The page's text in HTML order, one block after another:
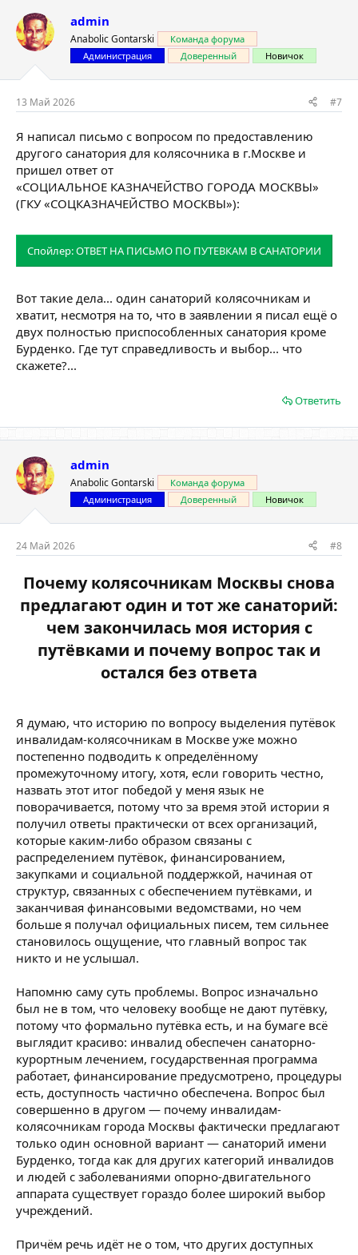
admin
Anabolic Gontarski
Команда форума
Администрация
Доверенный Новичок
13 Май 2026 #7
Я написал письмо с вопросом по предоставлению
другого санатория для колясочника в г.Москве и
пришел ответ от
«СОЦИАЛЬНОЕ КАЗНАЧЕЙСТВО ГОРОДА МОСКВЫ»
(ГКУ «СОЦКАЗНАЧЕЙСТВО МОСКВЫ»):
Спойлер:ОТВЕТ НА ПИСЬМО ПО ПУТЕВКАМ В САНАТОРИИ
Вот такие дела... один санаторий колясочникам и
хватит, несмотря на то, что в заявлении я писал ещё о
двух полностью приспособленных санатория кроме
Бурденко. Где тут справедливость и выбор... что
скажете?...
Ответить
admin
Anabolic Gontarski
Команда форума
Администрация
Доверенный Новичок
24 Май 2026 #8
Почему колясочникам Москвы снова
предлагают один и тот же санаторий:
чем закончилась моя история с
путёвками и почему вопрос так и
остался без ответа​
Я думаю, что историю по вопросу выделения путёвок
инвалидам-колясочникам в Москве уже можно
постепенно подводить к определённому
промежуточному итогу, хотя, если говорить честно,
назвать этот итог победой у меня язык не
поворачивается, потому что за время этой истории я
получил ответы практически от всех организаций,
которые каким-либо образом связаны с
распределением путёвок, финансированием,
закупками и социальной поддержкой, начиная от
структур, связанных с обеспечением путёвками, и
заканчивая финансовыми ведомствами, но чем
больше я получал официальных писем, тем сильнее
становилось ощущение, что главный вопрос так
никто и не услышал.
Напомню саму суть проблемы. Вопрос изначально
был не в том, что человеку вообще не дают путёвку,
потому что формально путёвка есть, и на бумаге всё
выглядит красиво: инвалид обеспечен санаторно-
курортным лечением, государственная программа
работает, финансирование предусмотрено, процедуры
есть, доступность частично обеспечена. Вопрос был
совершенно в другом — почему инвалидам-
колясочникам города Москвы фактически предлагают
только один основной вариант — санаторий имени
Бурденко, тогда как для других категорий инвалидов
и людей с заболеваниями опорно-двигательного
аппарата существует гораздо более широкий выбор
учреждений.
Причём речь идёт не о том, что других доступных